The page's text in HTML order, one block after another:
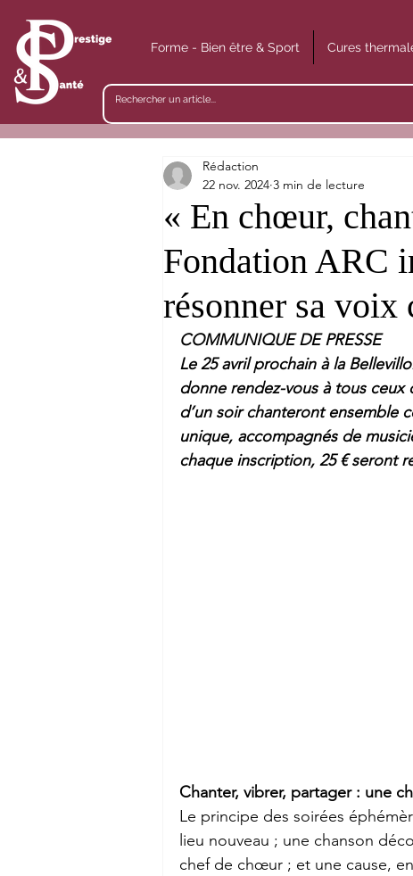
Forme - Bien être & Sport Cures
« En chœur,
Fondation ARC
résonner sa voix
Rédaction
22 nov. 2024 3 min de lecture
COMMUNIQUE DE PRESSE
Le 25 avril prochain à la
donne rendez-vous à tous ceux
d’un soir chanteront ensemble
unique, accompagnés de
chaque inscription, 25 € seront
Chanter, vibrer, partager : une
Le principe des soirées
lieu nouveau ; une chanson
chef de chœur ; et une cause,